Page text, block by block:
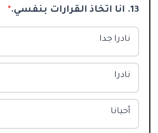
13. انا اتخاذ القرارات بنفسي. *
نادرا جدا
نادرا
أحيانا